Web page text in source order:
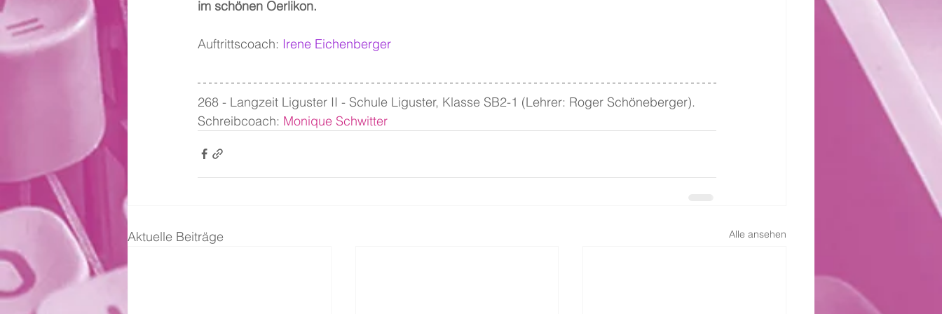
im schönen Oerlikon.
Auftrittscoach: Irene Eichenberger
268 - Langzeit Liguster II - Schule Liguster, Klasse SB2-1 (Lehrer: Roger Schöneberger).
Schreibcoach: Monique Schwitter
Aktuelle Beiträge Alle ansehen